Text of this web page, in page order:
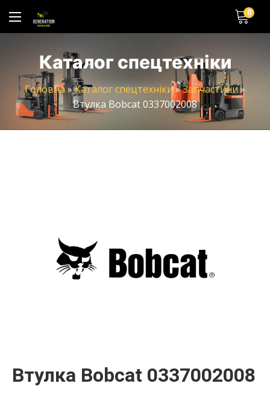
0
Каталог спецтехніки
Головна»Каталог спецтехніки»Запчастини»
Втулка Bobcat 0337002008
Втулка Bobcat 0337002008